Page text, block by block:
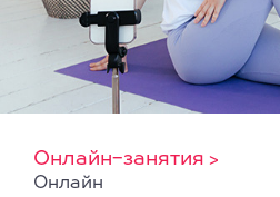
Онлайн-занятия >
Онлайн